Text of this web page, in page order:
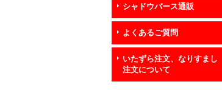
シャドウバース通販
よくあるご質問
いたずら注文、なりすまし
注文について